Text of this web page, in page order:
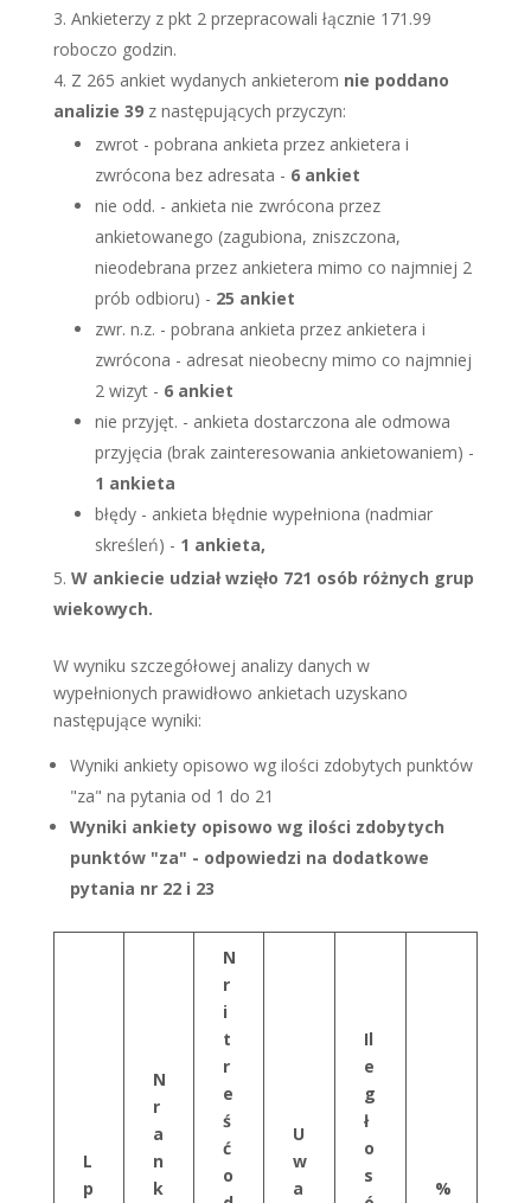
Ankieterzy z pkt 2 przepracowali łącznie 171.99
roboczo godzin.
Z 265 ankiet wydanych ankieterom nie poddano
analizie 39z następujących przyczyn:
zwrot - pobrana ankieta przez ankietera i
zwrócona bez adresata - 6 ankiet
nie odd. - ankieta nie zwrócona przez
ankietowanego (zagubiona, zniszczona,
nieodebrana przez ankietera mimo co najmniej 2
prób odbioru) - 25 ankiet
zwr. n.z. - pobrana ankieta przez ankietera i
zwrócona - adresat nieobecny mimo co najmniej
2 wizyt - 6 ankiet
nie przyjęt. - ankieta dostarczona ale odmowa
przyjęcia (brak zainteresowania ankietowaniem) -
1 ankieta
błędy - ankieta błędnie wypełniona (nadmiar
skreśleń) - 1 ankieta,
W ankiecie udział wzięło 721 osób różnych grup
wiekowych.
W wyniku szczegółowej analizy danych w
wypełnionych prawidłowo ankietach uzyskano
następujące wyniki:
Wyniki ankiety opisowo wg ilości zdobytych punktów
"za" na pytania od 1 do 21
Wyniki ankiety opisowo wg ilości zdobytych
punktów "za" - odpowiedzi na dodatkowe
pytania nr 22 i 23
L
p
N
r
a
n
k
N
r
i
t
r
e
ś
ć
o
U
w
a
Il
e
g
ł
o
s
%